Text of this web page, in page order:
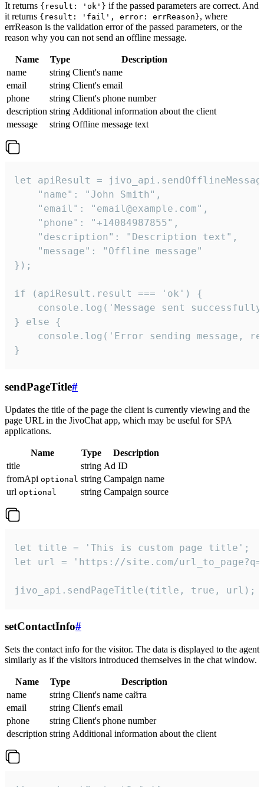
It returns {result: 'ok'} if the passed parameters are correct. And
it returns {result: 'fail', error: errReason}, where
errReason is the validation error of the passed parameters, or the
reason why you can not send an offline message.
Name Type
Description
name
string Client's name
email
string Client's email
phone
string Client's phone number
description string Additional information about the client
message
string Offline message text
let apiResult =
    "name": "John Smith",
    "email": "email@example.com",
    "phone": "+14084987855",
    "description": "Description text",
    "message": "Offline message"
});
if (apiResult.result === 'ok') {
console.log('Message sent
} else {
console.log('Error sending message,
}
sendPageTitle#
Updates the title of the page the client is currently viewing and the
page URL in the JivoChat app, which may be useful for SPA
applications.
Name Type
Description
title
string Ad ID
fromApi optional string Campaign name
url optional string Campaign source
let title = 'This is custom page title';
let url = 'https://site.com/
jivo_api.sendPageTitle(title, true, url);
setContactInfo#
Sets the contact info for the visitor. The data is displayed to the agent
similarly as if the visitors introduced themselves in the chat window.
Name Type
Description
name
string Client's name сайта
email
string Client's email
phone
string Client's phone number
description string Additional information about the client